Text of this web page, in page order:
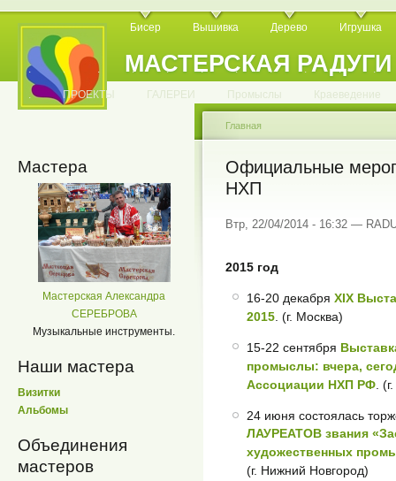
МАСТЕРСКАЯ РАДУГИ
Бисер Вышивка Дерево Игрушка
. . . . . . . . . . .
. ПРОЕКТЫ ГАЛЕРЕИ Промыслы Краеведение
Мастера
Мастерская Александра
СЕРЕБРОВА
Музыкальные инструменты.
Наши мастера
Визитки
Альбомы
Объединения
мастеров
Главная
Официальные
НХП
Втр, 22/04/2014 - 16:32 —
2015 год
16-20 декабря XIX
2015 . (г. Москва)
15-22 сентября
промыслы: вчера,
Ассоциации НХП РФ .
24 июня состоялась
ЛАУРЕАТОВ звания
художественных
(г. Нижний Новгород)